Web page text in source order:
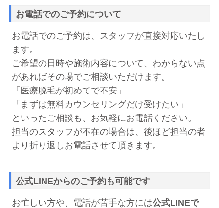
お電話でのご予約について
お電話でのご予約は、スタッフが直接対応いたし
ます。
ご希望の日時や施術内容について、わからない点
があればその場でご相談いただけます。
「医療脱毛が初めてで不安」
「まずは無料カウンセリングだけ受けたい」
といったご相談も、お気軽にお電話ください。
担当のスタッフが不在の場合は、後ほど担当の者
より折り返しお電話させて頂きます。
公式LINEからのご予約も可能です
お忙しい方や、電話が苦手な方には公式LINEで